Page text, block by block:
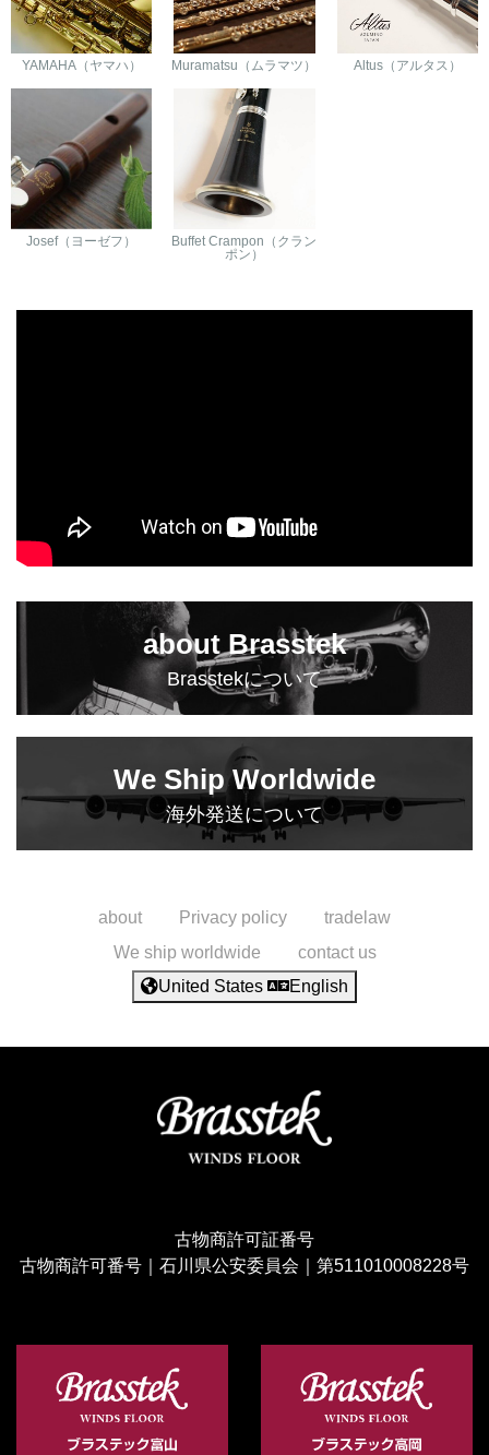
YAMAHA（ヤマハ） Muramatsu（ムラマツ） Altus（アルタス）
Josef（ヨーゼフ）
Buffet Crampon（クラン
ポン）
about Brasstek
Brasstekについて
We Ship Worldwide
海外発送について
about Privacy policy
tradelaw
We ship worldwide
contact us
United States
English
古物商許可証番号
古物商許可番号｜石川県公安委員会｜第511010008228号